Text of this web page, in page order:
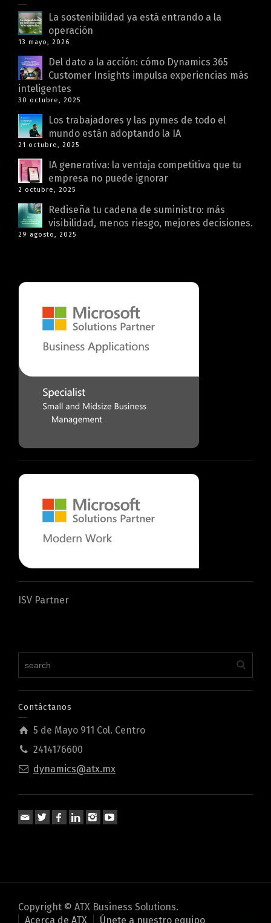
La sostenibilidad ya está entrando a la
operación
13 mayo, 2026
Del dato a la acción: cómo Dynamics 365
Customer Insights impulsa experiencias más
inteligentes
30 octubre, 2025
Los trabajadores y las pymes de todo el
mundo están adoptando la IA
21 octubre, 2025
IA generativa: la ventaja competitiva que tu
empresa no puede ignorar
2 octubre, 2025
Rediseña tu cadena de suministro: más
visibilidad, menos riesgo, mejores decisiones.
29 agosto, 2025
ISV Partner
Contáctanos
5 de Mayo 911 Col. Centro
2414176600
dynamics@atx.mx
Copyright © ATX Business Solutions.
Acerca de ATX
Únete a nuestro equipo